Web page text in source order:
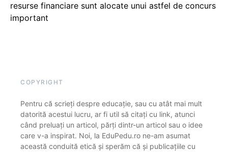
resurse financiare sunt alocate unui astfel de concurs
important
COPYRIGHT
Pentru că scrieți despre educație, sau cu atât mai mult
datorită acestui lucru, ar fi util să citați cu link, atunci
când preluați un articol, părți dintr-un articol sau o idee
care v-a inspirat. Noi, la EduPedu.ro ne-am asumat
această conduită etică și sperăm că și publicațiile cu